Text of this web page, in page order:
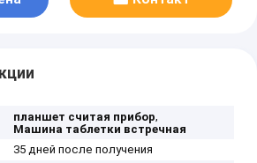
планшет считая прибор,
Машина таблетки встречная
35 дней после получения